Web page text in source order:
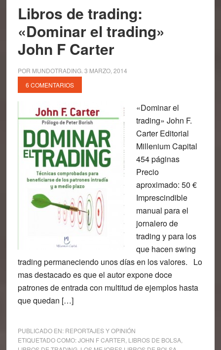
Libros de trading:
«Dominar el trading»
John F Carter
POR MUNDOTRADING. 3 MARZO, 2014
6 COMENTARIOS
«Dominar el
trading» John F.
Carter Editorial
Millenium Capital
454 páginas
Precio
aproximado: 50 €
Imprescindible
manual para el
jornalero de
trading y para los
que hacen swing
trading permaneciendo unos días en los valores. Lo
mas destacado es que el autor expone doce
patrones de entrada con multitud de ejemplos hasta
que quedan […]
PUBLICADO EN: REPORTAJES Y OPINIÓN
ETIQUETADO COMO:JOHN F CARTER LIBROS DE BOLSA,